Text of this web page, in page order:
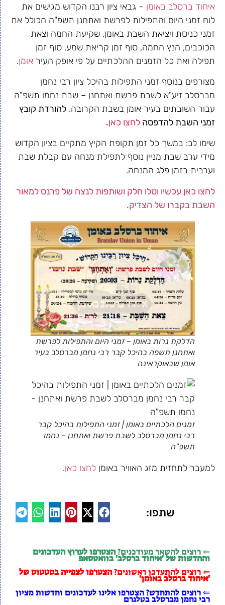
איחוד ברסלב באומן – גבאי ציון רבנו הקדוש מגישים את
לוח זמני היום והתפילות לפרשת ואתחנן תשפ"ה הכולל את
זמני כניסת ויציאת השבת באומן, שקיעת החמה וצאת
הכוכבים, הנץ החמה, סוף זמן קריאת שמע, סוף זמן
תפילה ואת כל הזמנים ההלכתיים על פי אופק העיר אומן.
מצורפים בנוסף זמני התפילות בהיכל ציון רבי נחמן
מברסלב זיע"א לשבת פרשת ואתחנן – שבת נחמו תשפ"ה
עבור השובתים בעיר אומן בשבת הקרובה. להורדת קובץ
זמני השבת להדפסה לחצו כאן.
שימו לב: במשך כל זמן תקופת הקיץ מתקיים בציון הקדוש
מידי ערב שבת מניין נוסף לתפילת מנחה עם קבלת שבת
וערבית בזמן פלג המנחה.
לחצו כאן עכשיו וטלו חלק ושותפות לנצח של פרנס למאור
השבת בקברו של הצדיק.
הדלקת נרות באומן – זמני היום והתפילות לפרשת
ואתחנן תשפה בהיכל קבר רבי נחמן מברסלב בעיר
אומן שבאוקראינה
זמנים הלכתיים באומן | זמני התפילות בהיכל קבר
רבי נחמן מברסלב לשבת פרשת ואתחנן – נחמו
תשפ"ה
למעבר לתחזית מזג האוויר באומן לחצו כאן.
שתפו:
⇐ רוצים להשאר מעודכנים?הצטרפו לערוץ העדכונים
והחדשות של 'איחוד ברסלב' בוואטסאפ
⇐ רוצים להתעדכן ראשונים?הצטרפו לצפייה בסטטוס של
'איחוד ברסלב באומן'
⇐ רוצים להתחדש? הצטרפו אלינו לעדכונים וחדשות מציון
רבי נחמן מברסלב בטלגרם